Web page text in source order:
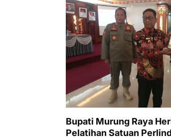
Bupati Murung Raya
Pelatihan Satuan